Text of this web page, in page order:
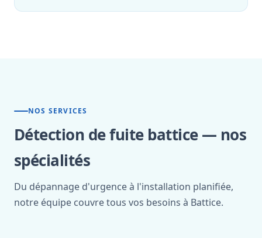
NOS SERVICES
Détection de fuite battice — nos
spécialités
Du dépannage d'urgence à l'installation planifiée,
notre équipe couvre tous vos besoins à Battice.